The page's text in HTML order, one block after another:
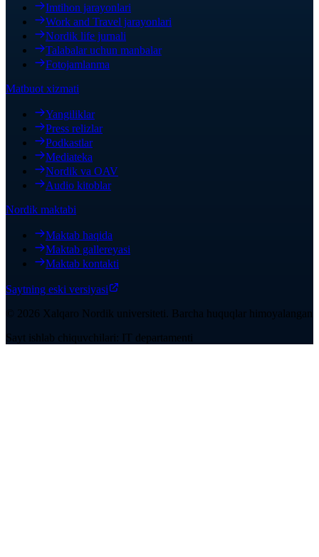
Imtihon jarayonlari
Work and Travel jarayonlari
Nordik life jurnali
Talabalar uchun manbalar
Fotojamlanma
Matbuot xizmati
Yangiliklar
Press relizlar
Podkastlar
Mediateka
Nordik va OAV
Audio kitoblar
Nordik maktabi
Maktab haqida
Maktab gallereyasi
Maktab kontakti
Saytning eski versiyasi
© 2026 Xalqaro Nordik universiteti. Barcha huquqlar himoyalangan
Sayt ishlab chiquvchilari: IT departamenti